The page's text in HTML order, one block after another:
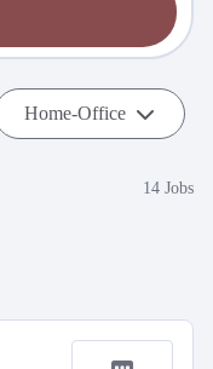
Home-Office
14 Jobs